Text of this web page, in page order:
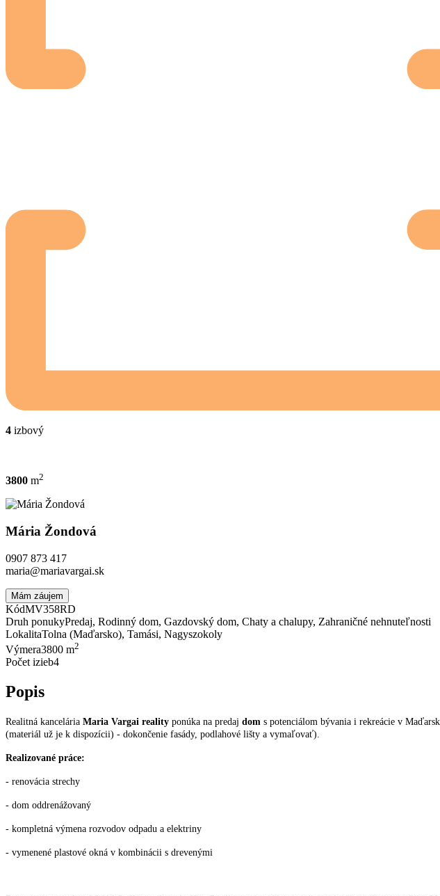
4 izbový
3800 m2
Mária Žondová
0907 873 417
maria@mariavargai.sk
Mám záujem
KódMV358RD
Druh ponukyPredaj, Rodinný dom, Gazdovský dom, Chaty a chalupy, Zahraničné nehnuteľnosti
LokalitaTolna (Maďarsko), Tamási, Nagyszokoly
Výmera3800 m2
Počet izieb4
Popis
Realitná kancelária Maria Vargai reality ponúka na predaj dom s potenciálom bývania i rekreácie v
(materiál už je k dispozícii) - dokončenie fasády, podlahové lišty a vymaľovať).
Realizované práce:
- renovácia strechy
- dom oddrenážovaný
- kompletná výmena rozvodov odpadu a elektriny
- vymenené plastové okná v kombinácii s drevenými